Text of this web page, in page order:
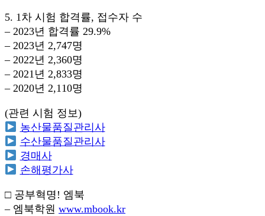
5. 1차 시험 합격률, 접수자 수
– 2023년 합격률 29.9%
– 2023년 2,747명
– 2022년 2,360명
– 2021년 2,833명
– 2020년 2,110명
(관련 시험 정보)
농산물품질관리사
수산물품질관리사
경매사
손해평가사
□ 공부혁명! 엠북
– 엠북학원 www.mbook.kr